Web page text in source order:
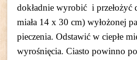
dokładnie wyrobić i przełożyć
miała 14 x 30 cm) wyłożonej
pieczenia. Odstawić w ciepłe
wyrośnięcia. Ciasto powinno